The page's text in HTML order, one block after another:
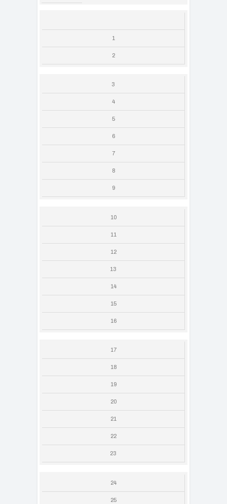
1
2
3
4
5
6
7
8
9
10
11
12
13
14
15
16
17
18
19
20
21
22
23
24
25